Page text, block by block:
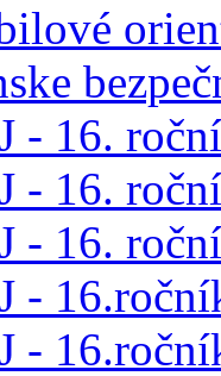
- 16.
- 16.
- 16.
-
-